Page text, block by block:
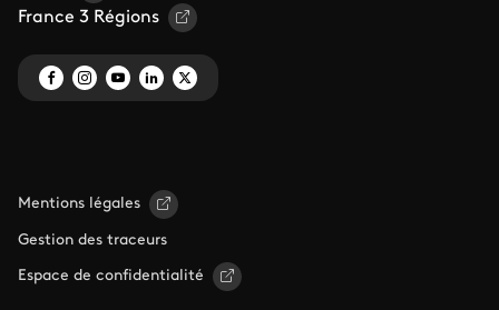
France 3 Régions
Mentions légales
Gestion des traceurs
Espace de confidentialité